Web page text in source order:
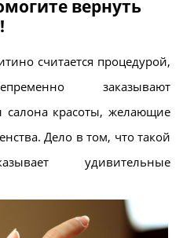
вернуть
считается процедурой,
заказывают
салона красоты, желающие
Дело в том, что такой
удивительные